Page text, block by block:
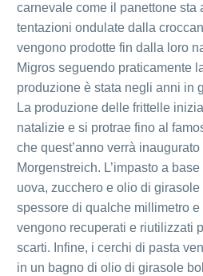
carnevale come il panettone sta
tentazioni ondulate dalla
vengono prodotte fin dalla loro
Migros seguendo praticamente
produzione è stata negli anni in
La produzione delle frittelle
natalizie e si protrae fino al
che quest’anno verrà
Morgenstreich. L’impasto a
uova, zucchero e olio di
spessore di qualche millimetro
vengono recuperati e riutilizzati
scarti. Infine, i cerchi di pasta
in un bagno di olio di girasole